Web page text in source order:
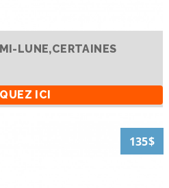
LUNE,CERTAINES
ICI
135$